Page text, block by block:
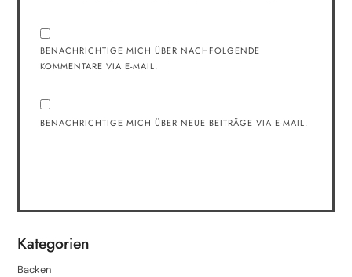
BENACHRICHTIGE MICH ÜBER NACHFOLGENDE
KOMMENTARE VIA E-MAIL.
BENACHRICHTIGE MICH ÜBER NEUE BEITRÄGE VIA E-MAIL.
Kategorien
Backen